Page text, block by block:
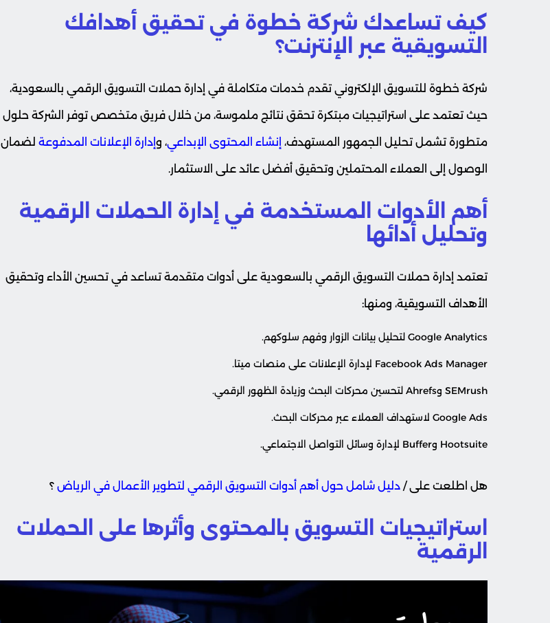
كيف تساعدك شركة خطوة في تحقيق أهدافك
التسويقية عبر الإنترنت؟
شركة خطوة للتسويق الإلكتروني تقدم خدمات متكاملة في إدارة حملات التسويق الرقمي بالسعودية،
حيث تعتمد على استراتيجيات مبتكرة تحقق نتائج ملموسة، من خلال فريق متخصص توفر الشركة حلول
متطورة تشمل تحليل الجمهور المستهدف، إنشاء المحتوى الإبداعي، و إدارة الإعلانات المدفوعة لضمان
الوصول إلى العملاء المحتملين وتحقيق أفضل عائد على الاستثمار.
أهم الأدوات المستخدمة في إدارة الحملات الرقمية
وتحليل أدائها
تعتمد إدارة حملات التسويق الرقمي بالسعودية على أدوات متقدمة تساعد في تحسين الأداء وتحقيق
الأهداف التسويقية، ومنها:
Google Analytics لتحليل بيانات الزوار وفهم سلوكهم.
Facebook Ads Manager لإدارة الإعلانات على منصات ميتا.
SEMrush وAhrefs لتحسين محركات البحث وزيادة الظهور الرقمي.
Google Ads لاستهداف العملاء عبر محركات البحث.
Hootsuite وBuffer لإدارة وسائل التواصل الاجتماعي.
هل اطلعت على / دليل شامل حول أهم أدوات التسويق الرقمي لتطوير الأعمال في الرياض ؟
استراتيجيات التسويق بالمحتوى وأثرها على الحملات
الرقمية